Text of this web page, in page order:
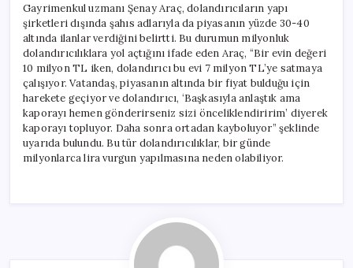
Gayrimenkul uzmanı Şenay Araç, dolandırıcıların yapı
şirketleri dışında şahıs adlarıyla da piyasanın yüzde 30-40
altında ilanlar verdiğini belirtti. Bu durumun milyonluk
dolandırıcılıklara yol açtığını ifade eden Araç, “Bir evin değeri
10 milyon TL iken, dolandırıcı bu evi 7 milyon TL’ye satmaya
çalışıyor. Vatandaş, piyasanın altında bir fiyat bulduğu için
harekete geçiyor ve dolandırıcı, ‘Başkasıyla anlaştık ama
kaporayı hemen gönderirseniz sizi önceliklendiririm’ diyerek
kaporayı topluyor. Daha sonra ortadan kayboluyor” şeklinde
uyarıda bulundu. Bu tür dolandırıcılıklar, bir günde
milyonlarca lira vurgun yapılmasına neden olabiliyor.